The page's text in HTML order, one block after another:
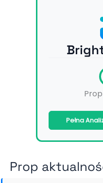
Pełna
Prop